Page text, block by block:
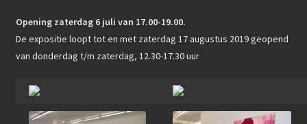
Opening zaterdag 6 juli van 17.00-19.00.
De expositie loopt tot en met zaterdag 17 augustus 2019 geopend
van donderdag t/m zaterdag, 12.30-17.30 uur